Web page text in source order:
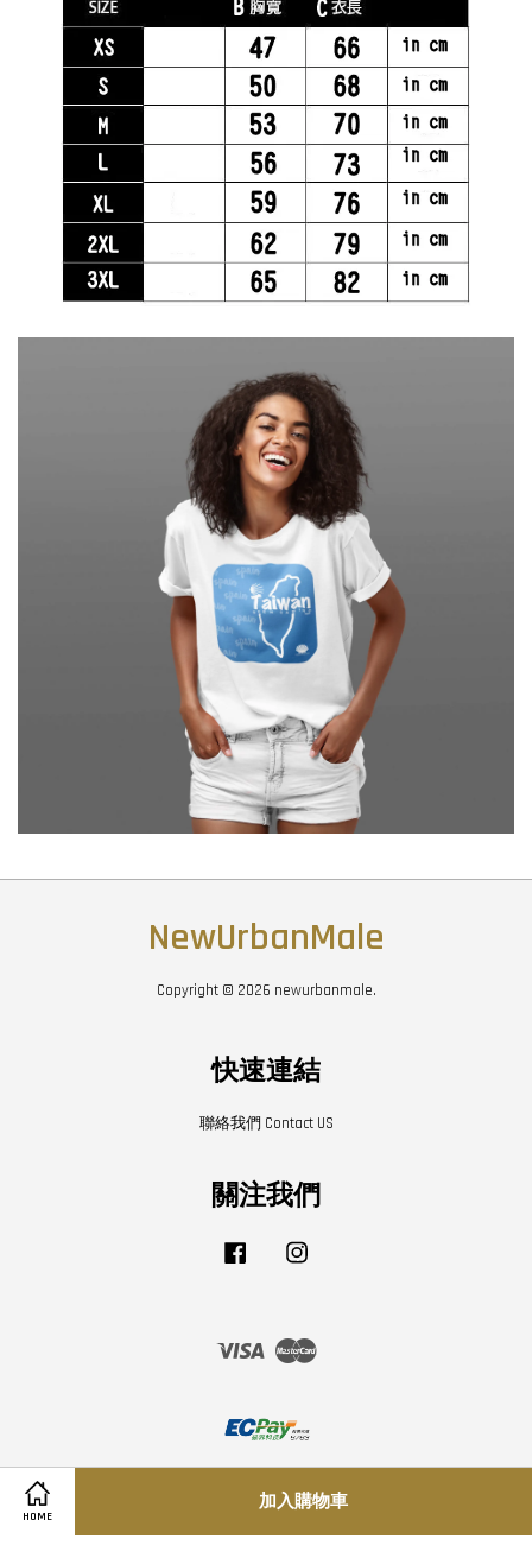
HOME
加入購物車
NewUrbanMale
Copyright © 2026 newurbanmale.
快速連結
聯絡我們 Contact US
關注我們
Facebook
Visa Master